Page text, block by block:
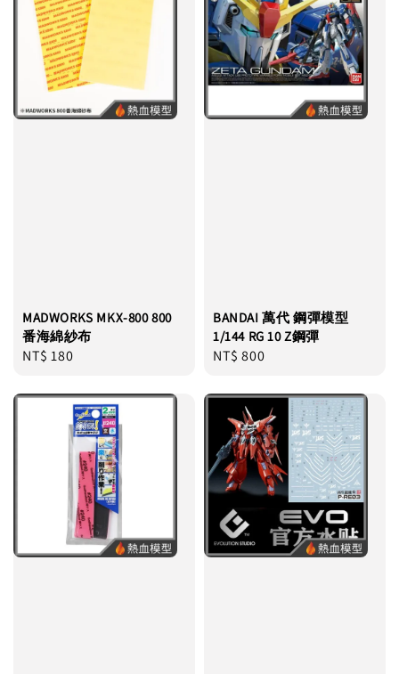
MADWORKS MKX-800 800
番海綿紗布
Regular
NT$ 180
BANDAI 萬代 鋼彈模型
1/144 RG 10 Z鋼彈
Regular
NT$ 800